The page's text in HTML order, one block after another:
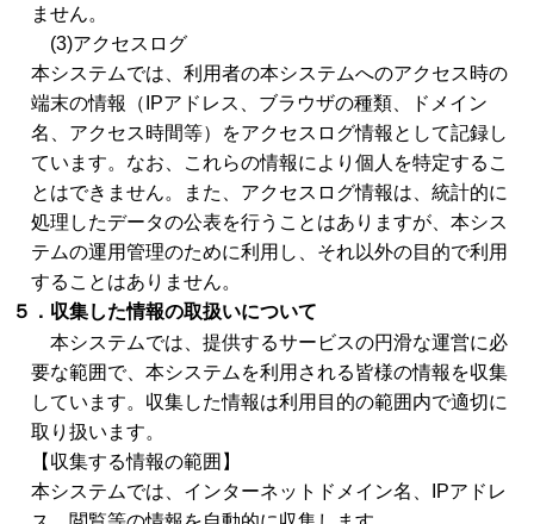
ません。
(3)アクセスログ
本システムでは、利用者の本システムへのアクセス時の
端末の情報（IPアドレス、ブラウザの種類、ドメイン
名、アクセス時間等）をアクセスログ情報として記録し
ています。なお、これらの情報により個人を特定するこ
とはできません。また、アクセスログ情報は、統計的に
処理したデータの公表を行うことはありますが、本シス
テムの運用管理のために利用し、それ以外の目的で利用
することはありません。
５．収集した情報の取扱いについて
本システムでは、提供するサービスの円滑な運営に必
要な範囲で、本システムを利用される皆様の情報を収集
しています。収集した情報は利用目的の範囲内で適切に
取り扱います。
【収集する情報の範囲】
本システムでは、インターネットドメイン名、IPアドレ